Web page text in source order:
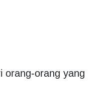
orang-orang yang